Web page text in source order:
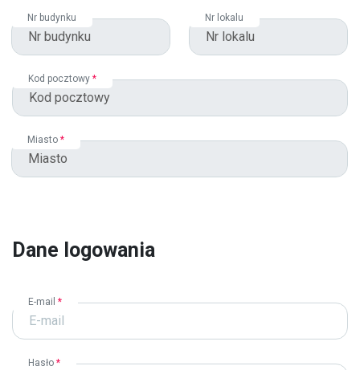
Nr budynku Nr lokalu
Kod pocztowy *
Miasto *
Dane logowania
E-mail *
Hasło *